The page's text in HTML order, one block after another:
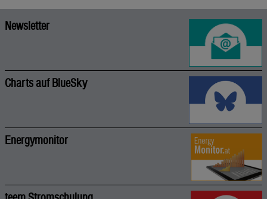
Newsletter
Charts auf BlueSky
Energymonitor